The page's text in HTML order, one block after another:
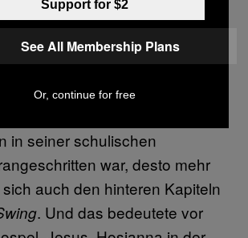
durch „I Like the
klingt sogar eine kleine
ein richtig fetter Chor.
fett.
in seiner schulischen
war, desto mehr
auch den hinteren Kapiteln
. Und das bedeutete vor
Support for $2
See All Membership Plans
Or, continue for free